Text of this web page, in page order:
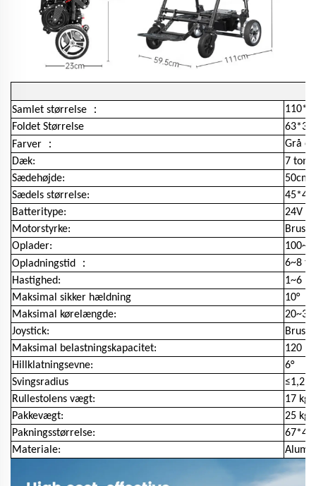
Samlet størrelse ：
Foldet Størrelse
Farver
：
Grå
Dæk:
7
Sædehøjde:
50cm
Sædels størrelse:
Batteritype:
24V
Motorstyrke:
Oplader:
Opladningstid
：
6~8
Hastighed:
1~6
Maksimal sikker hældning
10°
Maksimal kørelængde:
20~30
Joystick:
Maksimal belastningskapacitet:
120 kg
Hillklatningsevne:
6°
Svingsradius
≤1,2m
Rullestolens vægt:
17 kg
Pakkevægt:
25 kg
Pakningsstørrelse:
Materiale: